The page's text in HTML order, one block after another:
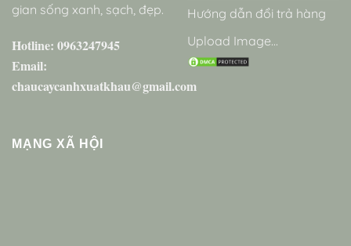
gian sống xanh, sạch, đẹp.
Hotline: 0963247945
Email:
chaucaycanhxuatkhau@gmail.com
Hướng dẫn đổi trả hàng
Upload Image...
MẠNG XÃ HỘI